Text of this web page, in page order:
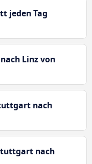
jeden Tag
Linz von
nach
nach